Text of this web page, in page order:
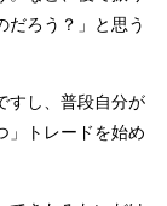
だろう？」と思う
すし、普段自分が
」トレードを始め